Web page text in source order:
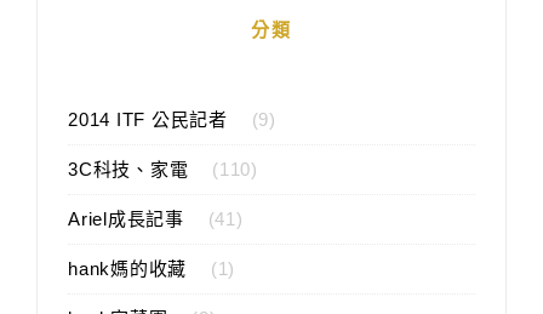
分類
2014 ITF 公民記者 (9)
3C科技、家電 (110)
Ariel成長記事 (41)
hank媽的收藏 (1)